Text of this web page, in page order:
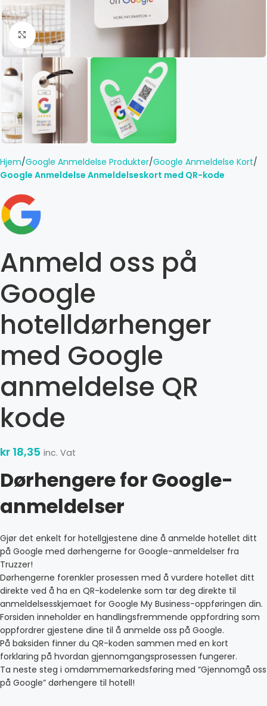
Click to enlarge
Hjem Google Anmeldelse Produkter Google Anmeldelse Kort
Google Anmeldelse Anmeldelseskort med QR-kode
Anmeld oss ​​på
Google
hotelldørhenger
med Google
anmeldelse QR
kode
kr 18,35 inc. Vat
Dørhengere for Google-
anmeldelser
Gjør det enkelt for hotellgjestene dine å anmelde hotellet ditt
på Google med dørhengerne for Google-anmeldelser fra
Truzzer!
Dørhengerne forenkler prosessen med å vurdere hotellet ditt
direkte ved å ha en QR-kodelenke som tar deg direkte til
anmeldelsesskjemaet for Google My Business-oppføringen din.
Forsiden inneholder en handlingsfremmende oppfordring som
oppfordrer gjestene dine til å anmelde oss på Google.
På baksiden finner du QR-koden sammen med en kort
forklaring på hvordan gjennomgangsprosessen fungerer.
Ta neste steg i omdømmemarkedsføring med “Gjennomgå oss
på Google” dørhengere til hotell!